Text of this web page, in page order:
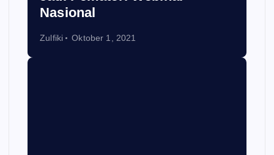
Nasional
Zulfiki Oktober 1, 2021